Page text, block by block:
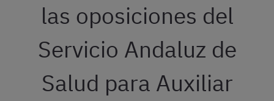
las oposiciones del
Servicio Andaluz de
Salud para Auxiliar